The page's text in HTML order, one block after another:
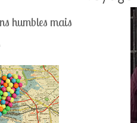
humbles mais